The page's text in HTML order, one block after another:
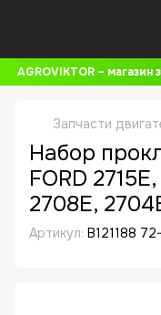
AGROVIKTOR – магазин
Запчасти
Набор
FORD
2708E,
Артикул: B121188